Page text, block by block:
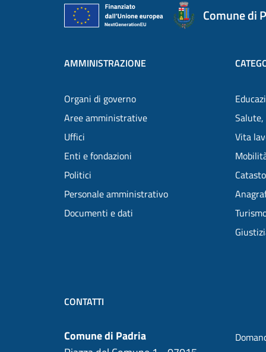
Comune di
AMMINISTRAZIONE
Organi di governo
Aree amministrative
Uffici
Enti e fondazioni
Politici
Personale amministrativo
Documenti e dati
Salute,
Vita
CONTATTI
Comune di Padria